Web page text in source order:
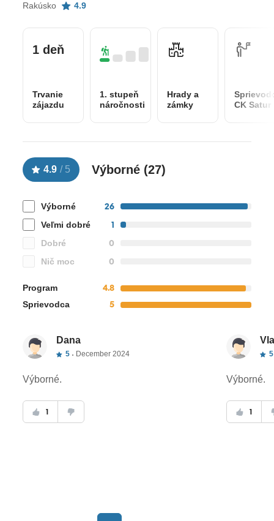
Rakúsko 4.9
1 deň
Trvanie
zájazdu
1. stupeň
náročnosti
Hrady a
zámky
CK Satur
4.9 / 5 Výborné (27)
Výborné 26
Veľmi dobré 1
Dobré 0
Nič moc 0
Program 4.8
Sprievodca 5
Dana
5 December 2024
Výborné.
1
5
Výborné.
1